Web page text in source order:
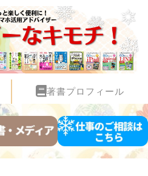
著書プロフィール